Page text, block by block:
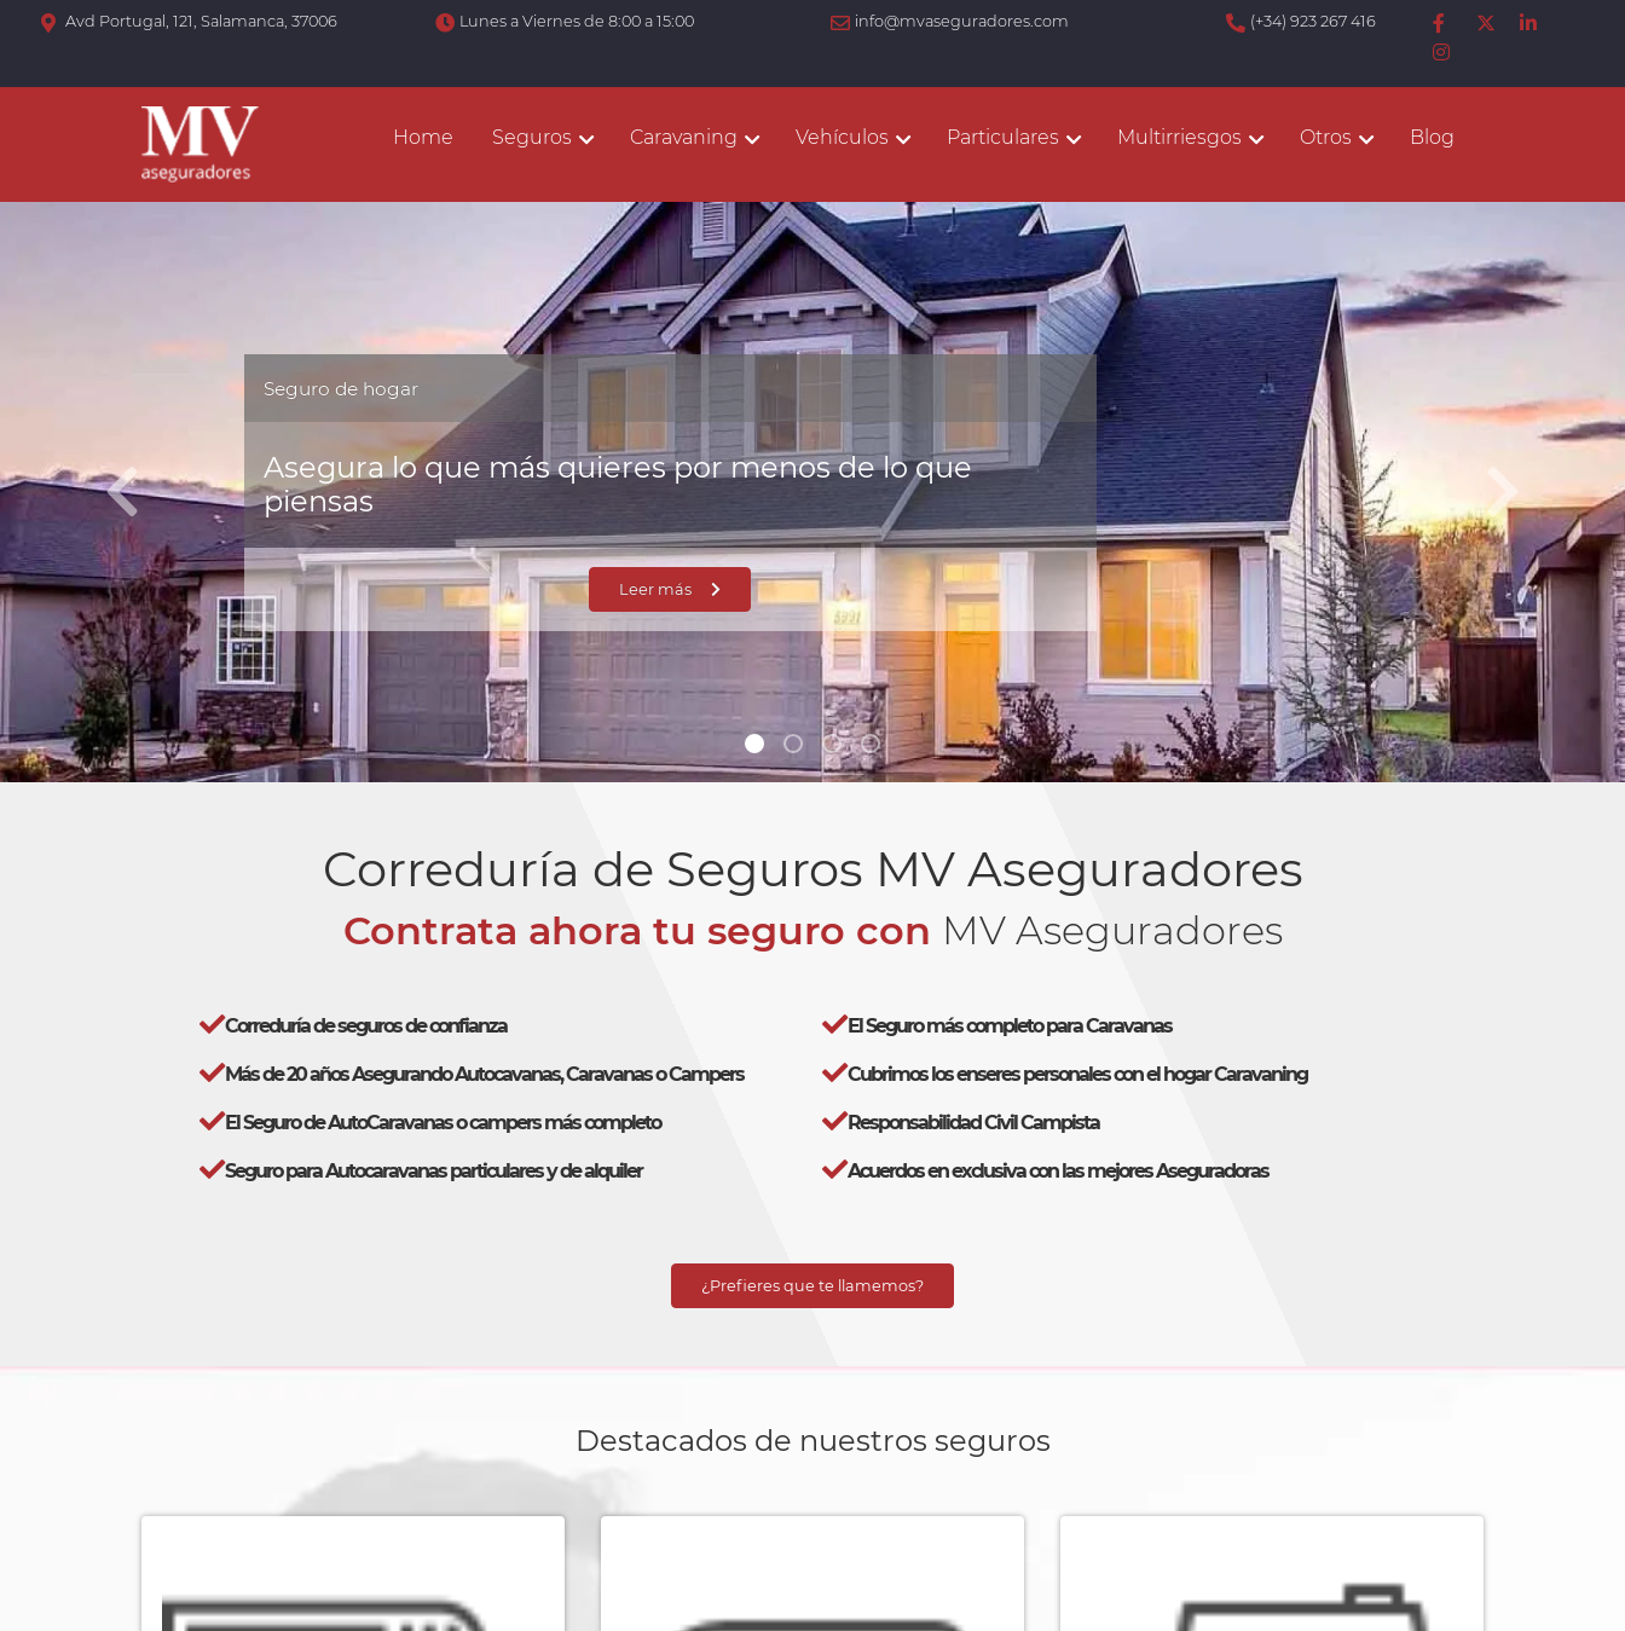
Avd Portugal, 121, Salamanca, 37006 Lunes a Viernes de 8:00 a 15:00 info@mvaseguradores.com (+34) 923 267 416
Home Seguros Caravaning Vehículos Particulares Multirriesgos Otros Blog
Seguro de hogar
Asegura lo que más quieres por menos de lo que
piensas
Leer más
Anterior
Correduría de Seguros MV Aseguradores
Contrata ahora tu seguro con MV Aseguradores
Correduría de seguros de confianza
Más de 20 años Asegurando Autocavanas, Caravanas o Campers
El Seguro de AutoCaravanas o campers más completo
Seguro para Autocaravanas particulares y de alquiler
El Seguro más completo para Caravanas
Cubrimos los enseres personales con el hogar Caravaning
Responsabilidad Civil Campista
Acuerdos en exclusiva con las mejores Aseguradoras
¿Prefieres que te llamemos?
Destacados de nuestros seguros